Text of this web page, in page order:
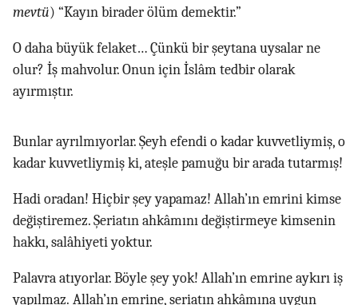
mevtü) “Kayın birader ölüm demektir.”
O daha büyük felaket… Çünkü bir şeytana uysalar ne
olur? İş mahvolur. Onun için İslâm tedbir olarak
ayırmıştır.
Bunlar ayrılmıyorlar. Şeyh efendi o kadar kuvvetliymiş, o
kadar kuvvetliymiş ki, ateşle pamuğu bir arada tutarmış!
Hadi oradan! Hiçbir şey yapamaz! Allah’ın emrini kimse
değiştiremez. Şeriatın ahkâmını değiştirmeye kimsenin
hakkı, salâhiyeti yoktur.
Palavra atıyorlar. Böyle şey yok! Allah’ın emrine aykırı iş
yapılmaz. Allah’ın emrine, şeriatın ahkâmına uygun